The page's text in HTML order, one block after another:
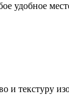
удобное
и текстуру